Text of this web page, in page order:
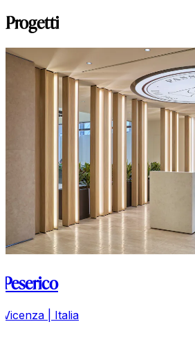
Progetti
Peserico
Vicenza | Italia